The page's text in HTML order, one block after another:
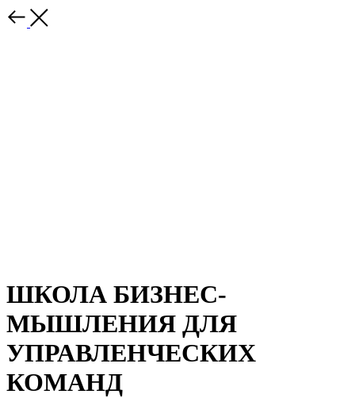
ШКОЛА БИЗНЕС-
МЫШЛЕНИЯ ДЛЯ
УПРАВЛЕНЧЕСКИХ
КОМАНД